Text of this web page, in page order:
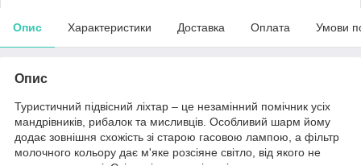
Опис Характеристики Доставка Оплата Умови
Опис
Туристичний підвісний ліхтар – це незамінний помічник усіх
мандрівників, рибалок та мисливців. Особливий шарм йому
додає зовнішня схожість зі старою гасовою лампою, а фільтр
молочного кольору дає м'яке розсіяне світло, від якого не